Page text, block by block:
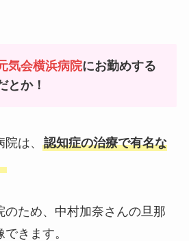
気会横浜病院にお勤めする
とか！
は、 認知症の治療で有名な
のため、中村加奈さんの旦那
きます。